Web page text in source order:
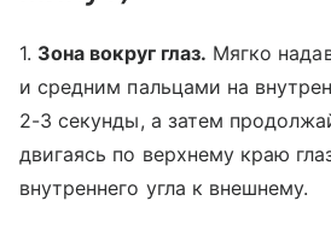
1. Зона вокруг глаз. Мягко
и средним пальцами на
2-3 секунды, а затем
двигаясь по верхнему краю
внутреннего угла к внешнему.